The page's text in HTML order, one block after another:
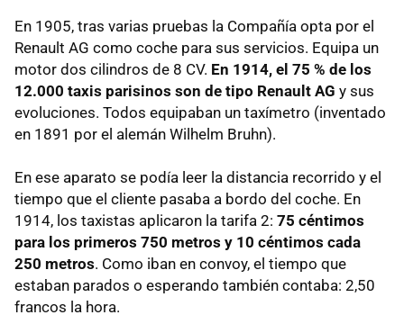
En 1905, tras varias pruebas la Compañía opta por el
Renault AG como coche para sus servicios. Equipa un
motor dos cilindros de 8 CV. En 1914, el 75 % de los
12.000 taxis parisinos son de tipo Renault AG y sus
evoluciones. Todos equipaban un taxímetro (inventado
en 1891 por el alemán Wilhelm Bruhn).
En ese aparato se podía leer la distancia recorrido y el
tiempo que el cliente pasaba a bordo del coche. En
1914, los taxistas aplicaron la tarifa 2: 75 céntimos
para los primeros 750 metros y 10 céntimos cada
250 metros. Como iban en convoy, el tiempo que
estaban parados o esperando también contaba: 2,50
francos la hora.